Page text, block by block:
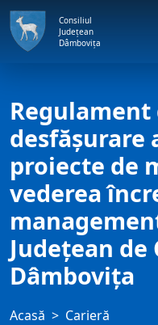
Consiliul
Județean
Dâmbovița
Regulament
desfăşurare
proiecte de
vederea
Judeţean de
Dâmboviţa
Acasă
Carieră